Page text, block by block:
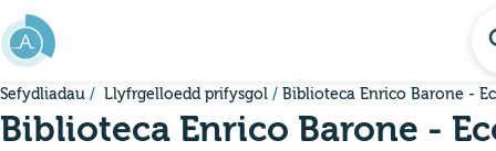
Mynd i'r prif gynnwys
Sefydliadau Llyfrgelloedd prifysgol Biblioteca Enrico Barone -
Biblioteca Enrico Barone -